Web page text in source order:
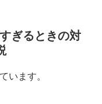
ぎるときの対
います。